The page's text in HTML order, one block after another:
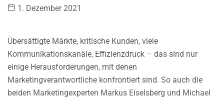
1. Dezember 2021
Übersättigte Märkte, kritische Kunden, viele
Kommunikationskanäle, Effizienzdruck – das sind nur
einige Herausforderungen, mit denen
Marketingverantwortliche konfrontiert sind. So auch die
beiden Marketingexperten Markus Eiselsberg und Michael